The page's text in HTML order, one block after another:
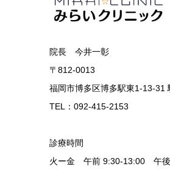
院長 今井一彰
〒812-0013
福岡市博多区博多駅東1-13-31
TEL：092-415-2153
診療時間
火ー金 午前 9:30-13:00 午